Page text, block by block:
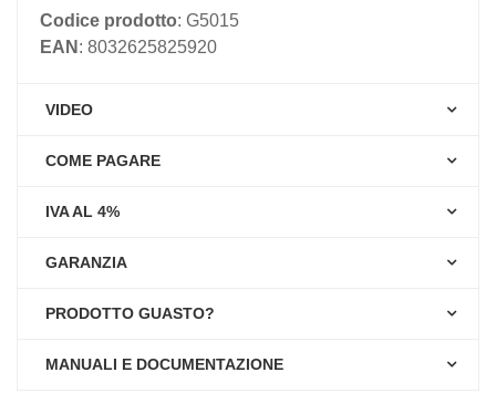
Codice prodotto: G5015
EAN : 8032625825920
VIDEO
COME PAGARE
IVA AL 4%
GARANZIA
PRODOTTO GUASTO?
MANUALI E DOCUMENTAZIONE